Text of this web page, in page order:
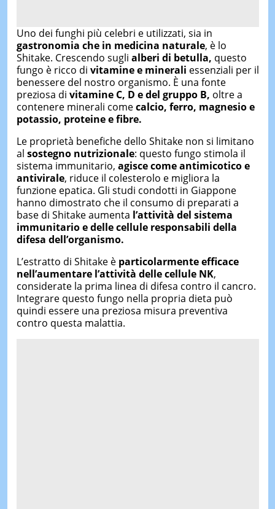
Uno dei funghi più celebri e utilizzati, sia in
gastronomia che in medicina naturale, è lo
Shitake. Crescendo sugli alberi di betulla, questo
fungo è ricco di vitamine e minerali essenziali per il
benessere del nostro organismo. È una fonte
preziosa di vitamine C, D e del gruppo B, oltre a
contenere minerali comecalcio, ferro, magnesio e
potassio, proteine e fibre.
Le proprietà benefiche dello Shitake non si limitano
al sostegno nutrizionale: questo fungo stimola il
sistema immunitario, agisce come antimicotico e
antivirale, riduce il colesterolo e migliora la
funzione epatica. Gli studi condotti in Giappone
hanno dimostrato che il consumo di preparati a
base di Shitake aumenta l’attività del sistema
immunitario e delle cellule responsabili della
difesa dell’organismo.
L’estratto di Shitake è particolarmente efficace
nell’aumentare l’attività delle cellule NK,
considerate la prima linea di difesa contro il cancro.
Integrare questo fungo nella propria dieta può
quindi essere una preziosa misura preventiva
contro questa malattia.